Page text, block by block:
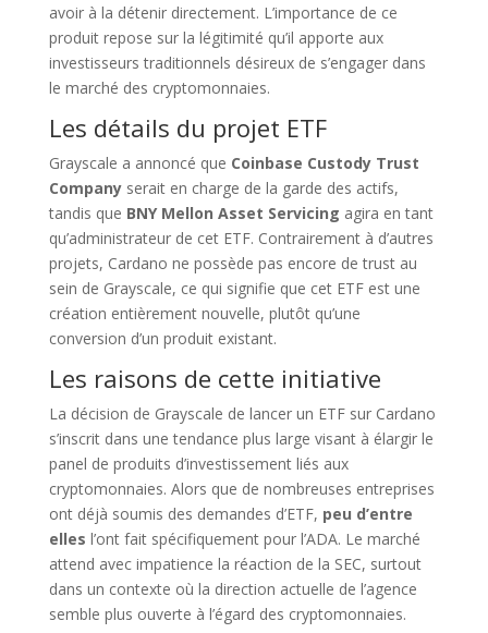
avoir à la détenir directement. L’importance de ce
produit repose sur la légitimité qu’il apporte aux
investisseurs traditionnels désireux de s’engager dans
le marché des cryptomonnaies.
Les détails du projet ETF
Grayscale a annoncé que Coinbase Custody Trust
Companyserait en charge de la garde des actifs,
tandis que BNY Mellon Asset Servicing agira en tant
qu’administrateur de cet ETF. Contrairement à d’autres
projets, Cardano ne possède pas encore de trust au
sein de Grayscale, ce qui signifie que cet ETF est une
création entièrement nouvelle, plutôt qu’une
conversion d’un produit existant.
Les raisons de cette initiative
La décision de Grayscale de lancer un ETF sur Cardano
s’inscrit dans une tendance plus large visant à élargir le
panel de produits d’investissement liés aux
cryptomonnaies. Alors que de nombreuses entreprises
ont déjà soumis des demandes d’ETF, peu d’entre
elles l’ont fait spécifiquement pour l’ADA. Le marché
attend avec impatience la réaction de la SEC, surtout
dans un contexte où la direction actuelle de l’agence
semble plus ouverte à l’égard des cryptomonnaies.